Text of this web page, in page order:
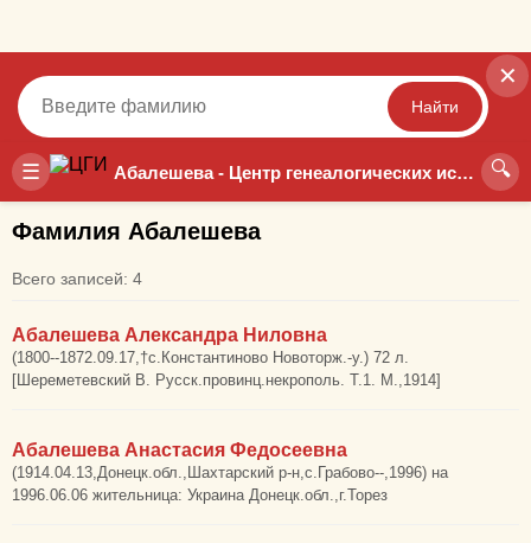
☰ Абалешева - Центр генеалогических исследований 🔍
✕
Найти
Точный Неточный
Фамилия Абалешева
Всего записей: 4
Абалешева Александра Ниловна
(1800--1872.09.17,†с.Константиново Новоторж.-у.) 72 л.
[Шереметевский В. Русск.провинц.некрополь. Т.1. М.,1914]
Абалешева Анастасия Федосеевна
(1914.04.13,Донецк.обл.,Шахтарский р-н,с.Грабово--,1996) на
1996.06.06 жительница: Украина Донецк.обл.,г.Торез